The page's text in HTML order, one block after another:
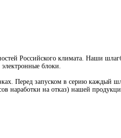
Российского климата. Наши
блоки.
Перед запуском в серию каждый
наработки на отказ) нашей